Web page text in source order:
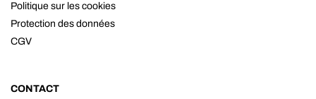
Politique sur les cookies
Protection des données
CGV
CONTACT